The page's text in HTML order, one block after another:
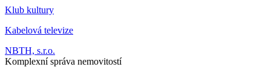
Klub kultury
Kabelová televize
NBTH, s.r.o.
Komplexní správa nemovitostí